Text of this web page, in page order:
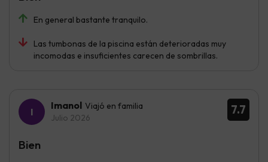
En general bastante tranquilo.
Las tumbonas de la piscina están deterioradas muy
incomodas e insuficientes carecen de sombrillas.
7.7
Imanol Viajó en familia
Julio 2026
Bien